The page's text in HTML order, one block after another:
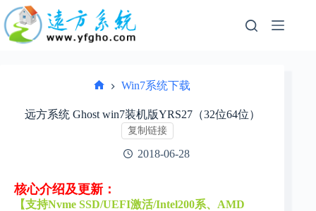
过
内
页
Win7系统下载
远方系统 Ghost win7装机版YRS27（32位64位）
复制链接
2018-06-28
核心介绍及更新：
【支持Nvme SSD/UEFI激活/Intel200系、AMD